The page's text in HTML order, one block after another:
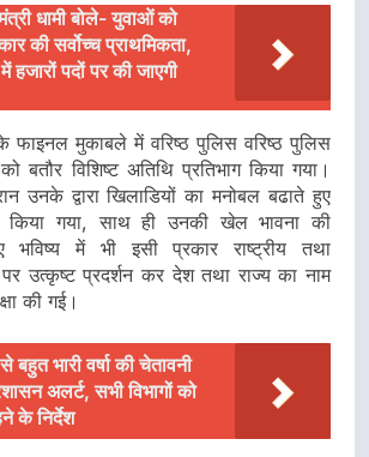
धामी बोले- युवाओं को
की सर्वोच्च प्राथमिकता,
हजारों पदों पर की जाएगी
फाइनल मुकाबले में वरिष्ठ पुलिस वरिष्ठ पुलिस
बतौर विशिष्ट अतिथि प्रतिभाग किया गया।
उनके द्वारा खिलाडियों का मनोबल बढाते हुए
किया गया, साथ ही उनकी खेल भावना की
भविष्य में भी इसी प्रकार राष्ट्रीय तथा
पर उत्कृष्ट प्रदर्शन कर देश तथा राज्य का नाम
की गई।
बहुत भारी वर्षा की चेतावनी
अलर्ट, सभी विभागों को
के निर्देश